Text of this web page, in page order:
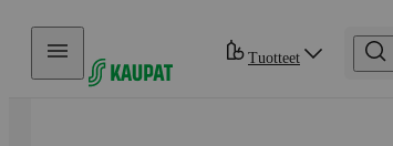
Hyppää sisältöön
Tuotteet